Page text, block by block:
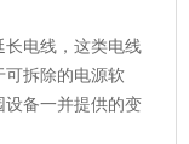
电线，这类电线
拆除的电源软
备一并提供的变